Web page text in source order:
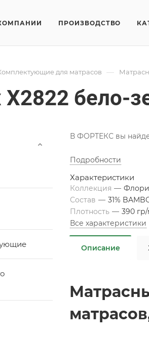
ПРОИЗВОДСТВО
для матрасов —
бело-
В ФОРТЕКС вы
Подробности
Характеристики
Коллекция —
Состав — 31%
Плотность — 390
Все характеристики
Описание